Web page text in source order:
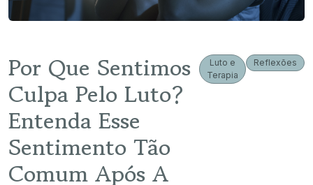
Por Que Sentimos
Culpa Pelo Luto?
Entenda Esse
Sentimento Tão
Comum Após A
Luto e
Terapia
Reflexões